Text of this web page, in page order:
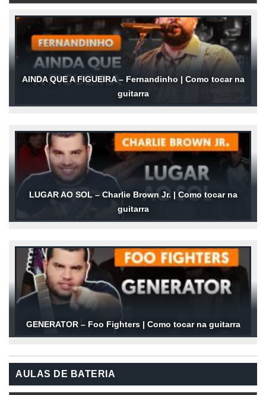
AINDA QUE A FIGUEIRA – Fernandinho | Como tocar na
guitarra
LUGAR AO SOL – Charlie Brown Jr. | Como tocar na
guitarra
GENERATOR – Foo Fighters | Como tocar na guitarra
AULAS DE BATERIA